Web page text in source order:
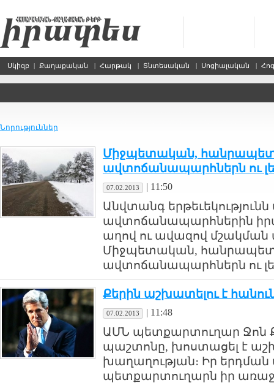
Սկիզբ | Քաղաքական | Հարթակ | Տնտեսական | Սոցիալական |
Նորություններ
Միջպետական,
ավտոճանապարհներն ու
07.02.2013 | 11:50
Անվտանգ
ավտոճանապարհներին
աղով ու ավազով
Միջպետական,
ավտոճանապարհներն ու
Քերին աշխատելու է
07.02.2013 | 11:48
ԱՄՆ պետքարտուղար Ջոն
պաշտոնը, խոստացել է
խաղաղության։ Իր
պետքարտուղարն իր